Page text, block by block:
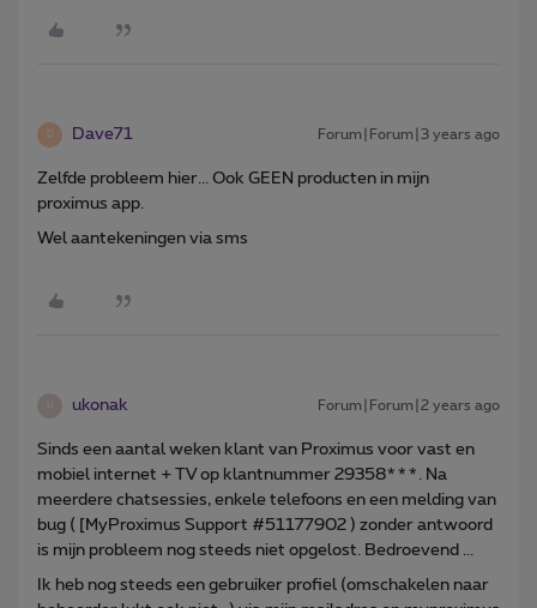
D Dave71 Forum|Forum|3 years ago
Zelfde probleem hier... Ook GEEN producten in mijn
proximus app.
Wel aantekeningen via sms
ukonak Forum|Forum|2 years ago
Sinds een aantal weken klant van Proximus voor vast en
mobiel internet + TV op klantnummer 29358***. Na
meerdere chatsessies, enkele telefoons en een melding van
bug ( [MyProximus Support #51177902 ) zonder antwoord
is mijn probleem nog steeds niet opgelost. Bedroevend ...
Ik heb nog steeds een gebruiker profiel (omschakelen naar